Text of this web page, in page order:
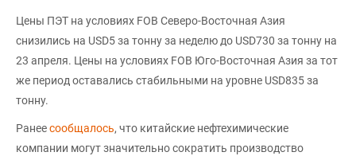
Цены ПЭТ на условиях FOB Северо-Восточная Азия
снизились на USD5 за тонну за неделю до USD730 за тонну на
23 апреля. Цены на условиях FOB Юго-Восточная Азия за тот
же период оставались стабильными на уровне USD835 за
тонну.
Ранеесообщалось, что китайские нефтехимические
компании могут значительно сократить производство